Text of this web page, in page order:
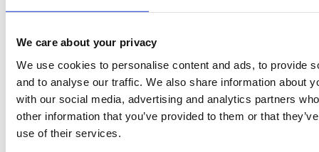
We care about your privacy
We use cookies to personalise content and ads, to provide
and to analyse our traffic. We also share information about
with our social media, advertising and analytics partners
other information that you’ve provided to them or that
use of their services.
Pioneers, ή επικοινωνήστε μαζί μας στο email:
events@ne33Pioneers.gr .